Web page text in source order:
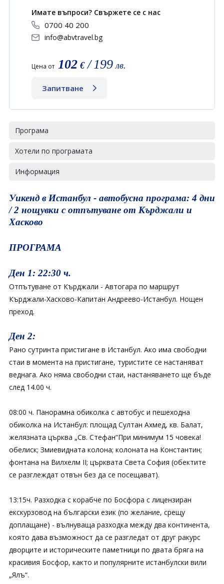
Имате въпроси? Свържете се с нас
0700 40 200
info@abvtravel.bg
Цена от 102 €/199 лв.
Запитване
Програма
Хотели по програмата
Информация
Уикенд в Истанбул - автобусна програма: 4 дни
/ 2 нощувки с отпътуване от Кърджали и
Хасково
ПРОГРАМА
Ден 1: 22:30 ч.
Отпътуване от Кърджали - Автогара по маршрут
Кърджали-Хасково-Капитан Андреево-Истанбул. Нощен
преход.
Ден 2:
Рано сутринта пристигане в Истанбул. Aко има свободни
стаи в момента на пристигане, туристите се настаняват
веднага. Ако няма свободни стаи, настаняването ще бъде
след 14.00 ч.
08:00 ч. Пaнорамна обиколка с автобус и пешеходна
обиколка на Истанбул: площад Султан Ахмед, кв. Балат,
желязната църква „Св. Стефан“При минимум 15 човека!
обелиск; Змиевидната колона; колоната на Константин;
фонтана на Вилхелм II; църквата Света София (обектите
се разглеждат отвън без да се посещават).
13:15ч. Разходка с корабче по Босфора с лицензиран
екскурзовод на български език (по желание, срещу
доплащане) - вълнуваща разходка между два континента,
която дава възможност да се разгледат от друг ракурс
дворците и историческите паметници по двата бряга на
красивия Босфор, както и популярните истанбулски вили
„Ялъ“.